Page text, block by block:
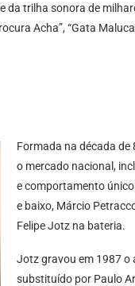
trilha sonora de
Acha”, “Gata
Formada na década de
o mercado nacional,
e comportamento
e baixo, Márcio
Felipe Jotz na bateria.
Jotz gravou em 1987 o
substituído por Paulo